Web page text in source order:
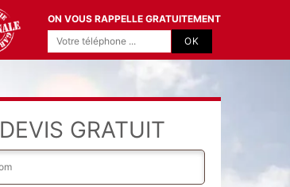
ON VOUS RAPPELLE GRATUITEMENT
DEVIS GRATUIT